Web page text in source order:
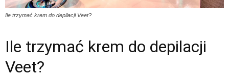
Ile trzymać krem do depilacji Veet?
Ile trzymać krem do depilacji
Veet?